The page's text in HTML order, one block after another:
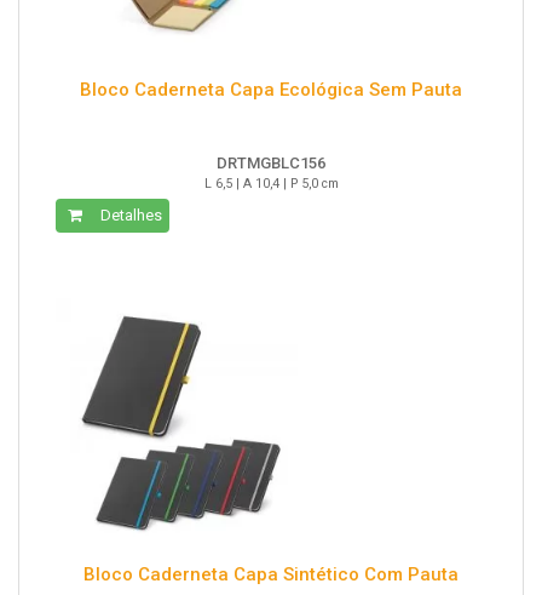
Bloco Caderneta Capa Ecológica Sem Pauta
DRTMGBLC156
L 6,5 | A 10,4 | P 5,0 cm
Detalhes
Bloco Caderneta Capa Sintético Com Pauta